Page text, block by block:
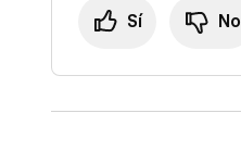
Sí No